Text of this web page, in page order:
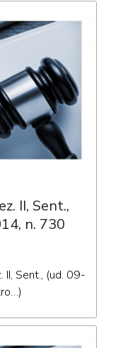
II, Sent.,
n. 730
II, Sent., (ud. 09-